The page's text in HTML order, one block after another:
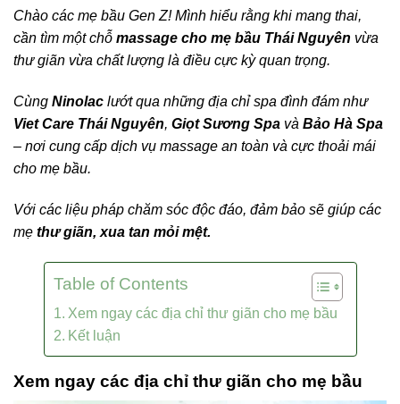
Chào các mẹ bầu Gen Z! Mình hiểu rằng khi mang thai,
cần tìm một chỗ massage cho mẹ bầu Thái Nguyên vừa
thư giãn vừa chất lượng là điều cực kỳ quan trọng.
Cùng Ninolac lướt qua những địa chỉ spa đình đám như
Viet Care Thái Nguyên, Giọt Sương Spa và Bảo Hà Spa
– nơi cung cấp dịch vụ massage an toàn và cực thoải mái
cho mẹ bầu.
Với các liệu pháp chăm sóc độc đáo, đảm bảo sẽ giúp các
mẹ thư giãn, xua tan mỏi mệt.
Table of Contents
Xem ngay các địa chỉ thư giãn cho mẹ bầu
Kết luận
Xem ngay các địa chỉ thư giãn cho mẹ bầu